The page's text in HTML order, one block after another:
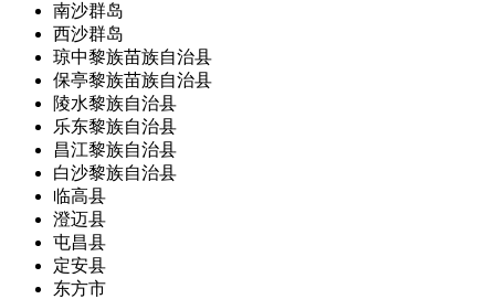
南沙群岛
西沙群岛
琼中黎族苗族自治县
保亭黎族苗族自治县
陵水黎族自治县
乐东黎族自治县
昌江黎族自治县
白沙黎族自治县
临高县
澄迈县
屯昌县
定安县
东方市